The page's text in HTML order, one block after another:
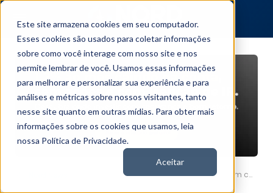
Este site armazena cookies em seu computador.
Esses cookies são usados para coletar informações
sobre como você interage com nosso site e nos
permite lembrar de você. Usamos essas informações
para melhorar e personalizar sua experiência e para
análises e métricas sobre nossos visitantes, tanto
nesse site quanto em outras mídias. Para obter mais
informações sobre os cookies que usamos, leia
nossa Política de Privacidade.
Aceitar
De Dubai ao Brasil: instabilidade e risco em contraste